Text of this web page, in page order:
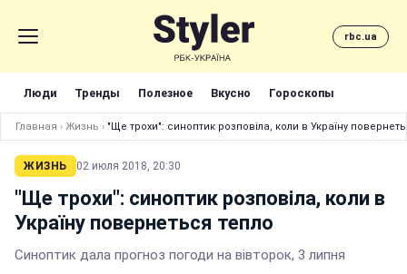
rbc.ua
Люди Тренды Полезное Вкусно Гороскопы
Главная › Жизнь › "Ще трохи": синоптик розповіла, коли в Україну
ЖИЗНЬ 02 июля 2018, 20:30
"Ще трохи": синоптик розповіла, коли в
Україну повернеться тепло
Синоптик дала прогноз погоди на вівторок, 3 липня